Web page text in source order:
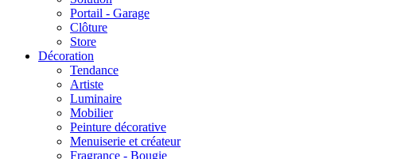
Portail - Garage
Clôture
Store
Décoration
Tendance
Artiste
Luminaire
Mobilier
Peinture décorative
Menuiserie et créateur
Fragrance - Bougie